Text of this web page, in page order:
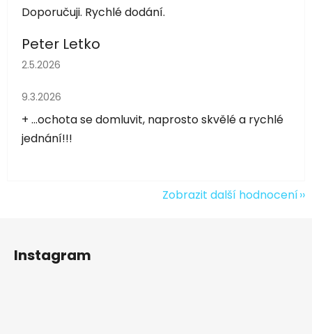
Doporučuji. Rychlé dodání.
Peter Letko
Hodnocení obchodu je 5 z 5 hvězdiček.
2.5.2026
Hodnocení obchodu je 5 z 5 hvězdiček.
9.3.2026
+ ...ochota se domluvit, naprosto skvělé a rychlé
jednání!!!
Zobrazit další hodnocení
Instagram